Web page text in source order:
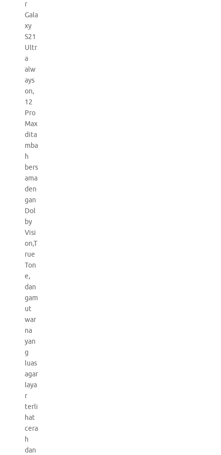
r
Gala
xy
S21
Ultr
a
alw
ays
on,
12
Pro
Max
dita
mba
h
bers
ama
den
gan
Dol
by
Visi
on,T
rue
Ton
e,
dan
gam
ut
war
na
yan
g
luas
agar
laya
r
terli
hat
cera
h
dan